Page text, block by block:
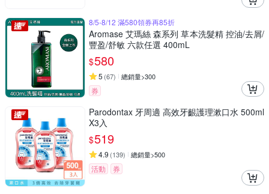
8/5-8/12 滿580領券再85折
Aromase 艾瑪絲 森系列 草本洗髮精 控油/去屑/
豐盈/舒敏 六款任選 400mL
$580
5 (67) 總銷量>300
券
Parodontax 牙周適 高效牙齦護理漱口水 500ml
X3入
$519
4.9 (139) 總銷量>500
活動 券